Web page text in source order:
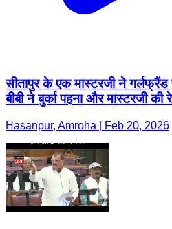
सीतापुर के एक मास्टरजी ने गर्लफ्रैंड
बीबी ने बुर्का पहना और मास्टरजी
Hasanpur, Amroha | Feb 20, 2026